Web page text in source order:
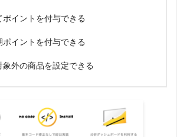
イントを付与できる
ポイントを付与できる
象外の商品を設定できる